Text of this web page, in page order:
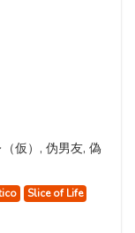
仮）, 伪男友, 偽
Slice of Life